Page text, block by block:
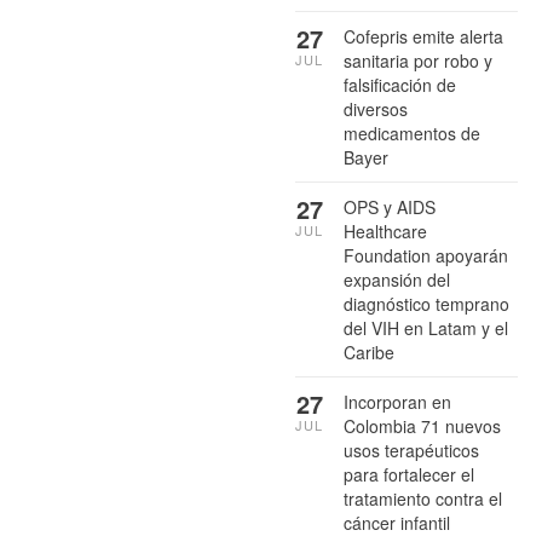
Cofepris emite alerta
sanitaria por robo y
falsificación de
diversos
medicamentos de
Bayer
27
JUL
OPS y AIDS
Healthcare
Foundation apoyarán
expansión del
diagnóstico temprano
del VIH en Latam y el
Caribe
27
JUL
Incorporan en
Colombia 71 nuevos
usos terapéuticos
para fortalecer el
tratamiento contra el
cáncer infantil
27
JUL